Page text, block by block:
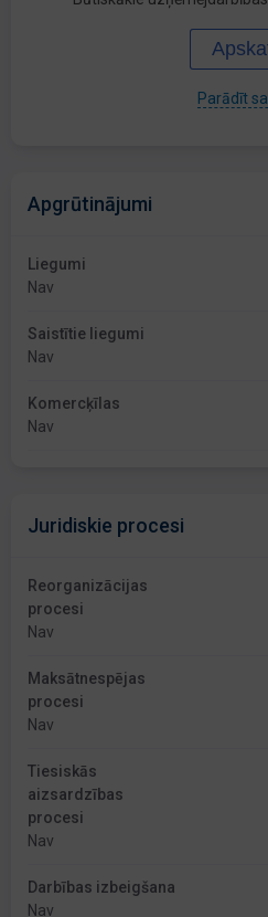
Parādīt
Apgrūtinājumi
Liegumi
Nav
Saistītie liegumi
Nav
Komercķīlas
Nav
Juridiskie procesi
Reorganizācijas
procesi
Nav
Maksātnespējas
procesi
Nav
Tiesiskās
aizsardzības
procesi
Nav
Darbības izbeigšana
Nav